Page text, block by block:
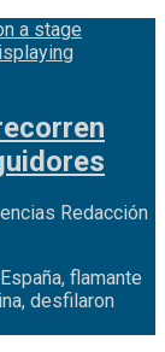
Redacción
flamante
desfilaron